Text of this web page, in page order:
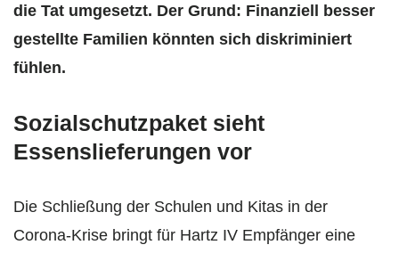
die Tat umgesetzt. Der Grund: Finanziell besser
gestellte Familien könnten sich diskriminiert
fühlen.
Sozialschutzpaket sieht
Essenslieferungen vor
Die Schließung der Schulen und Kitas in der
Corona-Krise bringt für Hartz IV Empfänger eine